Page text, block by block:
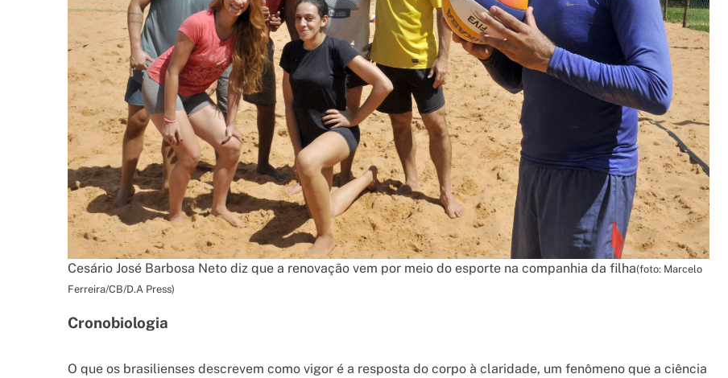
Cesário José Barbosa Neto diz que a renovação vem por meio do esporte na companhia da filha(foto: Marcelo
Ferreira/CB/D.A Press)
Cronobiologia
O que os brasilienses descrevem como vigor é a resposta do corpo à claridade, um fenômeno que a ciência